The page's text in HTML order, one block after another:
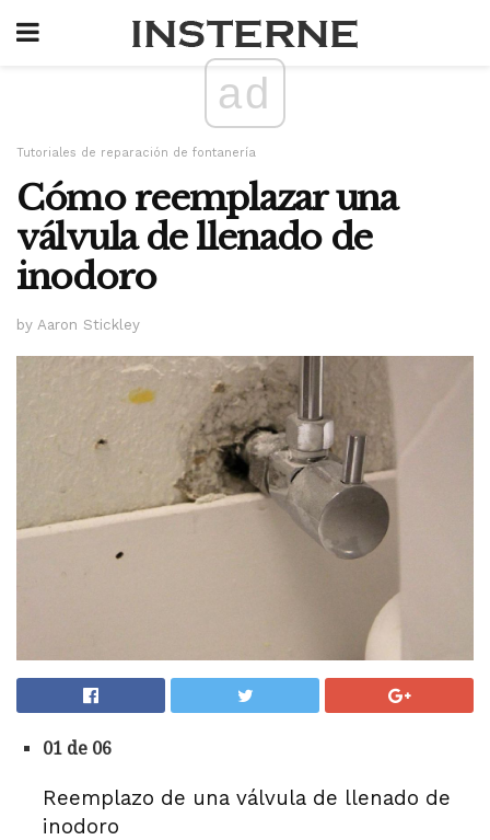
ad
Tutoriales de reparación de fontanería
Cómo reemplazar una
válvula de llenado de
inodoro
by Aaron Stickley
01 de 06
Reemplazo de una válvula de llenado de
inodoro